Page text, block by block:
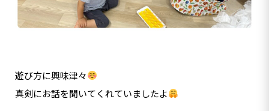
遊び方に興味津々
真剣にお話を聞いてくれていましたよ